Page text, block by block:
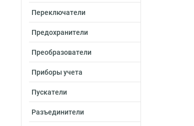
Переключатели
Предохранители
Преобразователи
Приборы учета
Пускатели
Разъединители